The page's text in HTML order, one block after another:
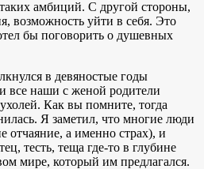
амбиций. С другой стороны,
возможность уйти в себя. Это
бы поговорить о душевных
в девяностые годы
все наши с женой родители
Как вы помните, тогда
Я заметил, что многие люди
отчаяние, а именно страх), и
тесть, теща где-то в глубине
мире, который им предлагался.